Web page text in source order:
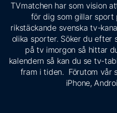
TVmatchen har som vision
för dig som gillar sport
rikstäckande svenska tv-
olika sporter. Söker du
på tv imorgon så hittar
kalendern så kan du se tv-
fram i tiden. Förutom vår
iPhone,